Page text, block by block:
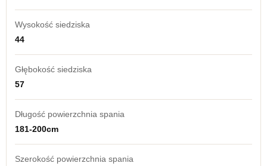
Wysokość siedziska
44
Głębokość siedziska
57
Długość powierzchnia spania
181-200cm
Szerokość powierzchnia spania